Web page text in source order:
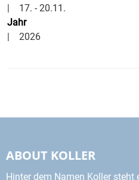
| 17. - 20.11.
Jahr
| 2026
ABOUT KOLLER
Hinter dem Namen Koller steht